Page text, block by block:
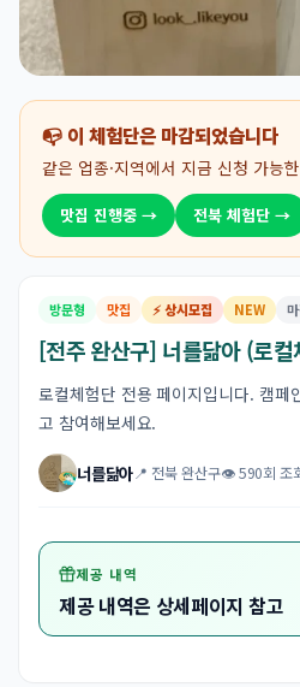
📭 이 체험단은 마감되었습니다
같은 업종·지역에서 지금 신청 가능
맛집 진행중 → 전북 체험단 →
방문형 맛집 ⚡ 상시모집 NEW
[전주 완산구] 너를닮아 (로컬
로컬체험단 전용 페이지입니다. 캠페
고 참여해보세요.
너를닮아📍 전북 완산구👁 590회 조
제공 내역
제공 내역은 상세페이지 참고